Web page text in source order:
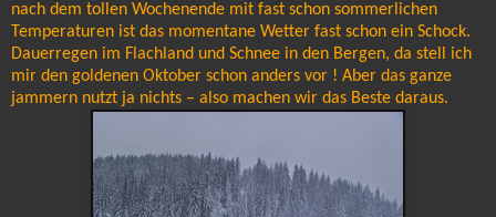
nach dem tollen Wochenende mit fast schon sommerlichen
Temperaturen ist das momentane Wetter fast schon ein Schock.
Dauerregen im Flachland und Schnee in den Bergen, da stell ich
mir den goldenen Oktober schon anders vor ! Aber das ganze
jammern nutzt ja nichts – also machen wir das Beste daraus.